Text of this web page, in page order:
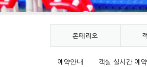
몬테리오
예약안내 객실 실시간 예약